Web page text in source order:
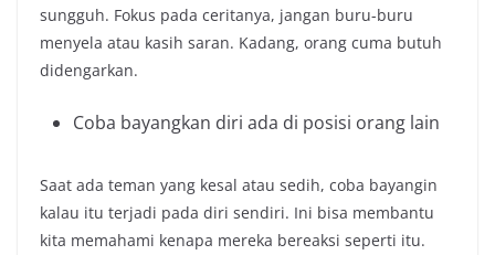
sungguh. Fokus pada ceritanya, jangan buru-buru
menyela atau kasih saran. Kadang, orang cuma butuh
didengarkan.
Coba bayangkan diri ada di posisi orang lain
Saat ada teman yang kesal atau sedih, coba bayangin
kalau itu terjadi pada diri sendiri. Ini bisa membantu
kita memahami kenapa mereka bereaksi seperti itu.